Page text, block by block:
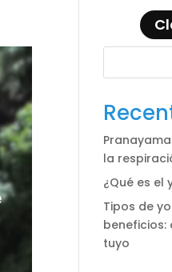
la
¿Qué es el
Tipos de
beneficios:
tuyo